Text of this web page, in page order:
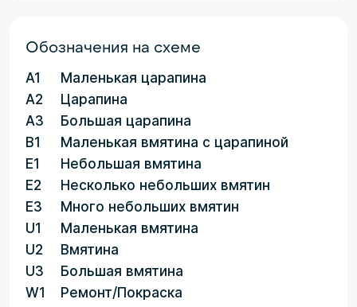
Обозначения на схеме
A1
Маленькая царапина
A2
Царапина
A3
Большая царапина
B1
Маленькая вмятина с царапиной
E1
Небольшая вмятина
E2
Несколько небольших вмятин
E3
Много небольших вмятин
U1
Маленькая вмятина
U2
Вмятина
U3
Большая вмятина
W1
Ремонт/Покраска